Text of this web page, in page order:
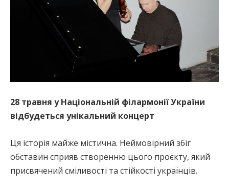
28 травня у Національній філармонії України
відбудеться унікальний концерт
Ця історія майже містична. Неймовірний збіг
обставин сприяв створенню цього проєкту, який
присвячений сміливості та стійкості українців.